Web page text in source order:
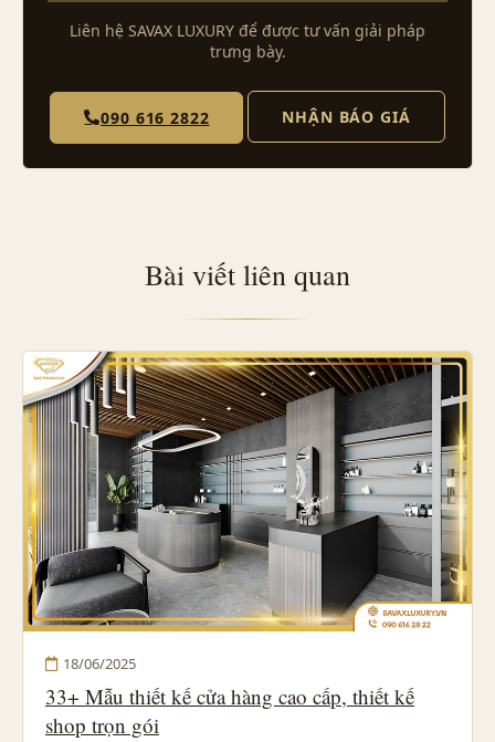
Liên hệ SAVAX LUXURY để được tư vấn giải pháp
trưng bày.
090 616 2822 NHẬN BÁO GIÁ
Bài viết liên quan
18/06/2025
33+ Mẫu thiết kế cửa hàng cao cấp, thiết kế
shop trọn gói